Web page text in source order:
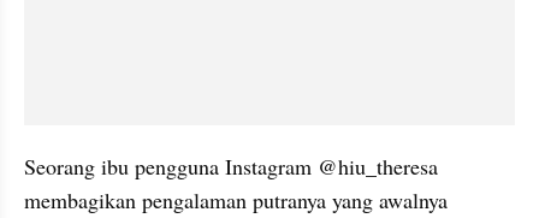
Seorang ibu pengguna Instagram @hiu_theresa
membagikan pengalaman putranya yang awalnya